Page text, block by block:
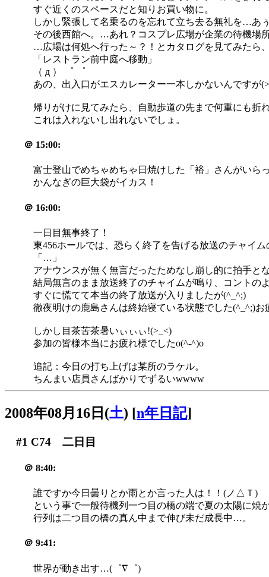
すぐ近くのスペースだと知りお買い物に。
しかし緊張して名乗るのを忘れて立ち去る無礼を…あ
その後西館へ。…あれ？コスプレ広場が企業の待機場
…広場は何処へ行った～？！とカタログを見てみたら、
「レストラン前中庭へ移動」
（ д ） ゜ ゜
あの、出入口がエスカレーター一本しかないんですが
帰りがけに見てみたら、自動歩道の先まで何重にも折
これは入れないし出れないでしょ。
＠ 15:00:
富士登山でめちゃめちゃ日焼けした「裕」さんがいら
かんなぎの巨大袋がイカス！
＠ 16:00:
一日目無事終了！
東456ホールでは、恐らく終了を告げる放送のチャイム
「…」
アナウンスが無く無言だったためなし崩し的に拍手とな
結局無言のまま放送終了のチャイムが鳴り、コントの
すぐに慌てて本当の終了放送が入りましたが(^_^;)
徹夜明けの鹿島さんは終始寝ている状態でした(^_^;)お
しかし目茶苦茶暑いぃぃぃ!(>_<)
参加の皆様本当にお疲れ様でしたo(^-^)o
追記：今日の打ち上げは某所のラケル。
ちんまい店員さんばかりでずるいwwww
2008年08月16日(土) [n年日記]
#1 C74 二日目
＠ 8:40:
誰ですか今日曇りとか雨とか言った人は！！(ノ△Ｔ)
という事で一般待機列一つ目の橋の端で夏の太陽に焼
行列は二つ目の橋の真ん中まで伸び未だ成長中…。
＠ 9:41:
世界が動き出す…(゜∇゜)